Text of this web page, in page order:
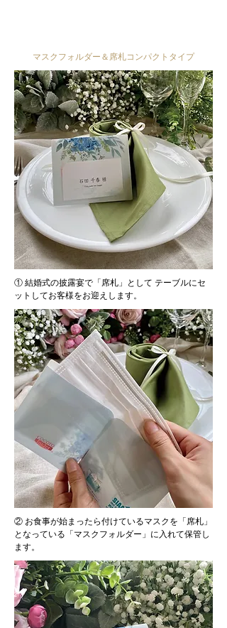
マスクフォルダー＆席札コンパクトタイプ
① 結婚式の披露宴で「席札」として テーブルにセ
ットしてお客様をお迎えします。
② お食事が始まったら付けているマスクを「席札」
となっている「マスクフォルダー」に入れて保管し
ます。